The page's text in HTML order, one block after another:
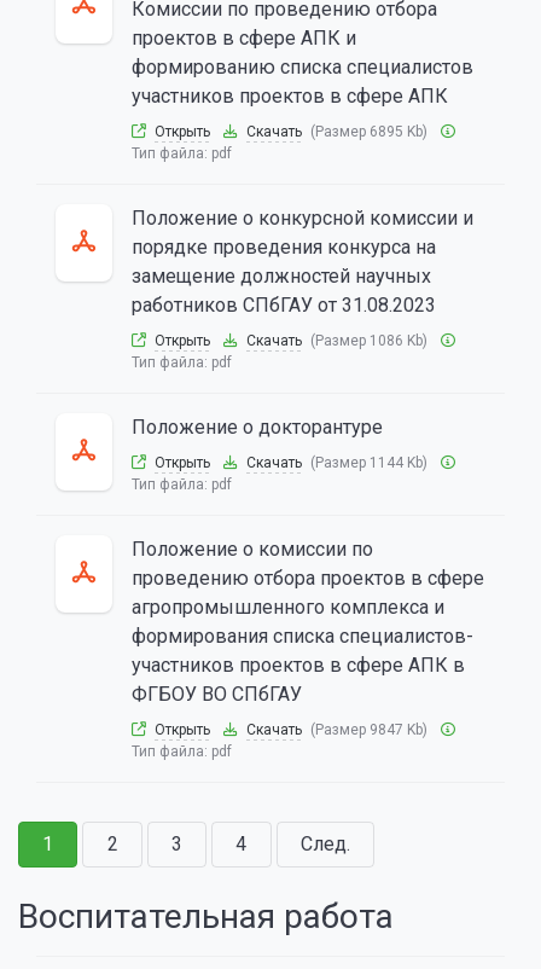
Комиссии по проведению отбора
проектов в сфере АПК и
формированию списка специалистов
участников проектов в сфере АПК
Открыть Скачать (Размер 6895 Kb)
Тип файла: pdf
Положение о конкурсной комиссии и
порядке проведения конкурса на
замещение должностей научных
работников СПбГАУ от 31.08.2023
Открыть Скачать (Размер 1086 Kb)
Тип файла: pdf
Положение о докторантуре
Открыть Скачать (Размер 1144 Kb)
Тип файла: pdf
Положение о комиссии по
проведению отбора проектов в сфере
агропромышленного комплекса и
формирования списка специалистов-
участников проектов в сфере АПК в
ФГБОУ ВО СПбГАУ
Открыть Скачать (Размер 9847 Kb)
Тип файла: pdf
1 2 3 4 След.
Воспитательная работа